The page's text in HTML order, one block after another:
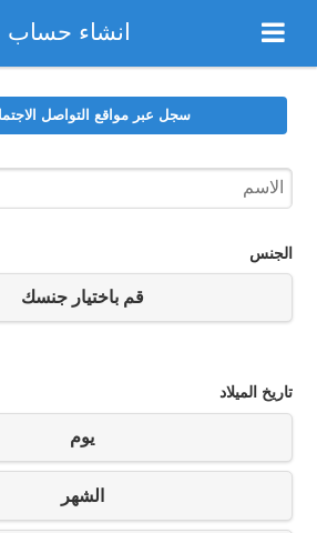
انشاء حساب
سجل عبر مواقع التواصل
الجنس
قم باختيار جنسك
تاريخ الميلاد
يوم
الشهر